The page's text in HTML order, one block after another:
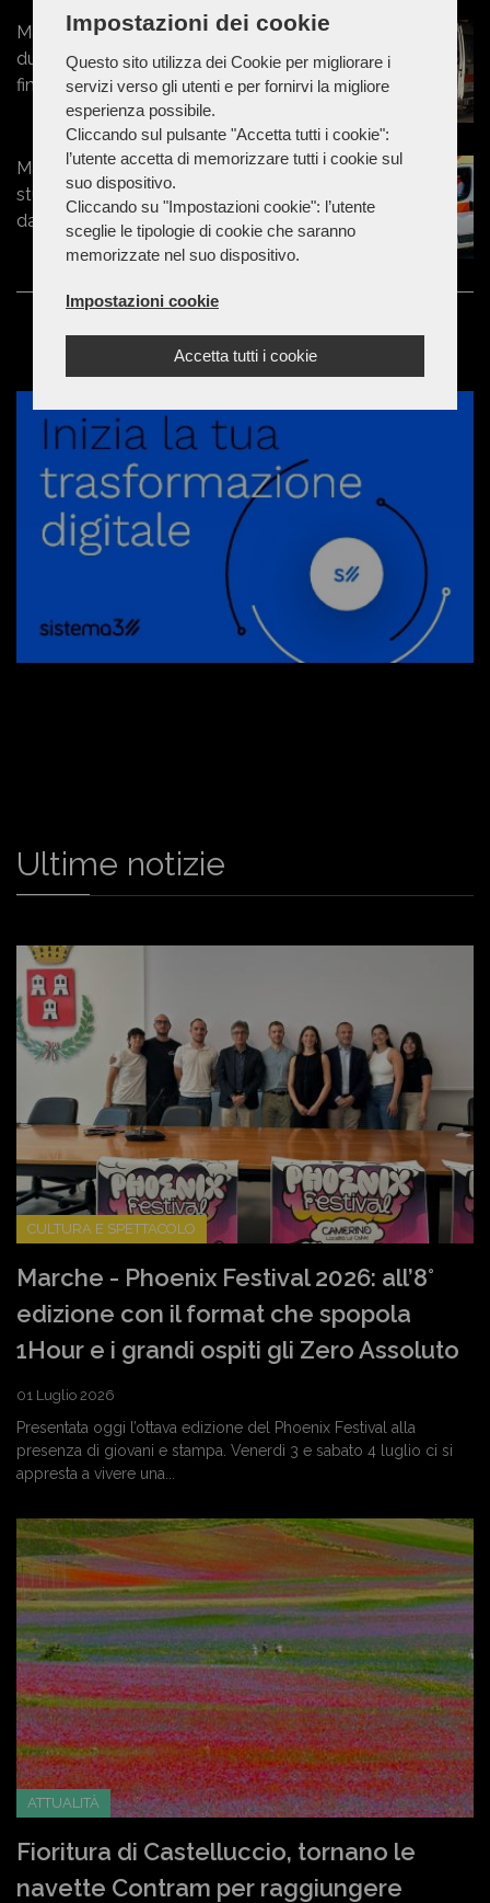
Impostazioni dei cookie
Questo sito utilizza dei Cookie per migliorare i
servizi verso gli utenti e per fornirvi la migliore
esperienza possibile.
Cliccando sul pulsante "Accetta tutti i cookie":
l’utente accetta di memorizzare tutti i cookie sul
suo dispositivo.
Cliccando su "Impostazioni cookie": l’utente
sceglie le tipologie di cookie che saranno
memorizzate nel suo dispositivo.
Impostazioni cookie
Accetta tutti i cookie
Marche - 50enne prova a separare
due ragazzini, ma viene colpito e
finisce in ospedale
Marche - Tragedia a Macerata:
studente ventenne si lascia cadere
dalla finestra e muore
Ultime notizie
CULTURA E SPETTACOLO
Marche - Phoenix Festival 2026: all’8°
edizione con il format che spopola
1Hour e i grandi ospiti gli Zero Assoluto
01 Luglio 2026
Presentata oggi l’ottava edizione del Phoenix Festival alla
presenza di giovani e stampa. Venerdì 3 e sabato 4 luglio ci si
appresta a vivere una...
ATTUALITÀ
Fioritura di Castelluccio, tornano le
navette Contram per raggiungere